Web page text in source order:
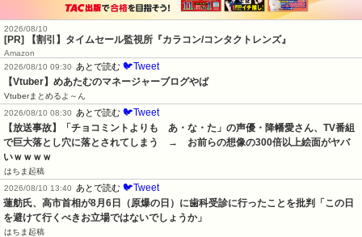
2026/08/10
[PR] 【割引】タイムセール監視所『カラコン/コンタクトレンズ』
Amazon
2026/08/10 09:30
あとで読む 🐦Tweet
【Vtuber】めあたむのマネージャーブログやば
Vtuberまとめるよ～ん
2026/08/10 08:30
あとで読む 🐦Tweet
【放送事故】「チョコミントよりも　あ・な・た」の声優・降幡愛さん、TV番組
で巨大落とし穴に落とされてしまう　→　お前らの想像の300倍以上絵面がヤバ
いｗｗｗｗ
はちま起稿
2026/08/10 13:40
あとで読む 🐦Tweet
蓮舫氏、高市首相が8月6日（原爆の日）に歯科受診に行ったことを批判「この日
を避けて行くべきお立場ではないでしょうか」
はちま起稿